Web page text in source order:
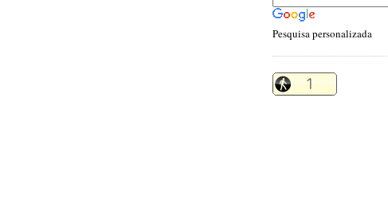
Pesquisa personalizada